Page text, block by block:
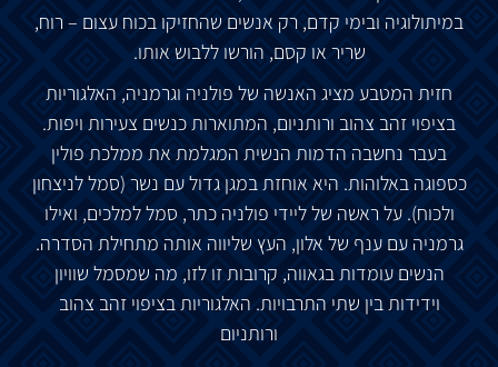
במיתולוגיה ובימי קדם, רק אנשים שהחזיקו בכוח עצום – רוח,
שריר או קסם, הורשו ללבוש אותו.
חזית המטבע מציג האנשה של פולניה וגרמניה, האלגוריות
בציפוי זהב צהוב ורותניום, המתוארותכנשים צעירות ויפות.
בעבר נחשבה הדמות הנשית המגלמת את ממלכת פולין
כספוגהבאלוהות. היא אוחזתבמגן גדולעם נשר (סמללניצחון
ולכוח).עלראשה שלליידי פולניה כתר, סמללמלכים, ואילו
גרמניה עם ענף של אלון, העץ שליווה אותה מתחילת הסדרה.
הנשים עומדותבגאווה, קרובותזו לזו, מה שמסמל שוויון
וידידותבין שתי התרבויות. האלגוריותבציפוי זהב צהוב
ורותניום